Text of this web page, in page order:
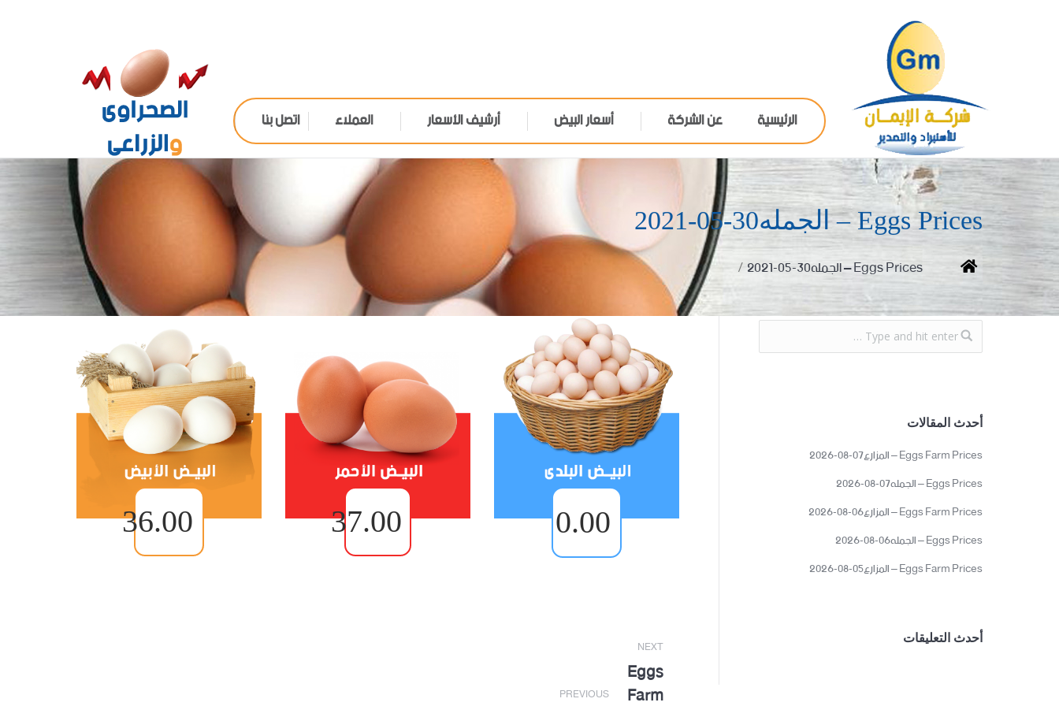
الرئيسية عن الشركة أسعار البيض أرشيف الأسعار العملاء اتصل بنا
Eggs Prices – الجمله30-05-2021
You are here:
Home Eggs Prices – الجمله30-05-2021
36.00 37.00 0.00
navigation
PREVIOUS
NEXT
Eggs
Farm
أحدث المقالات
Eggs Farm Prices – المزارع07-08-2026
Eggs Prices – الجمله07-08-2026
Eggs Farm Prices – المزارع06-08-2026
Eggs Prices – الجمله06-08-2026
Eggs Farm Prices – المزارع05-08-2026
أحدث التعليقات